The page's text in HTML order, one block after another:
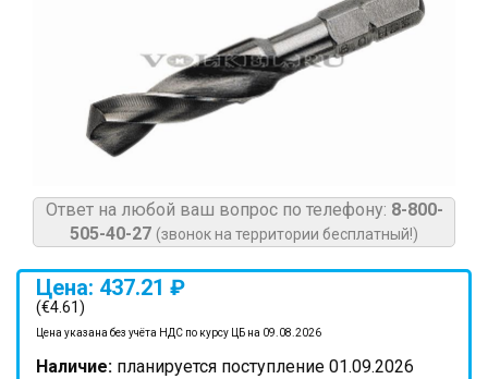
Ответ на любой ваш вопрос по телефону: 8-800-
505-40-27 (звонок на территории бесплатный!)
Цена: 437.21 ₽
(€4.61)
Цена указана без учёта НДС по курсу ЦБ на 09.08.2026
Наличие: планируется поступление 01.09.2026